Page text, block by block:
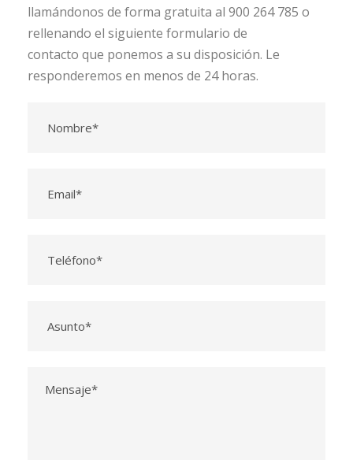
llamándonos de forma gratuita al 900 264 785 o
rellenando el siguiente formulario de
contacto que ponemos a su disposición. Le
responderemos en menos de 24 horas.